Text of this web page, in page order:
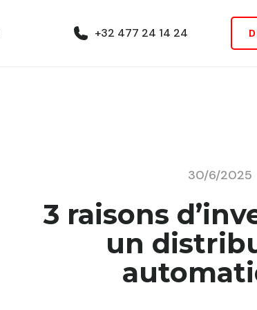
+32 477 24 14 24
30/6/2025
3 raisons
un